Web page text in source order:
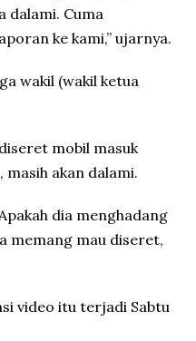
dalami. Cuma
ke kami,” ujarnya.
wakil (wakil ketua
mobil masuk
akan dalami.
dia menghadang
memang mau diseret,
video itu terjadi Sabtu